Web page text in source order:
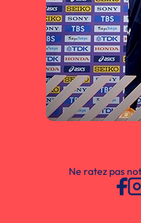
Ne ratez pas